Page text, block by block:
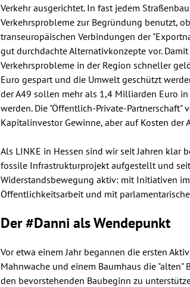
Verkehr ausgerichtet. In fast jedem
Verkehrsprobleme zur Begründung benutzt,
transeuropäischen Verbindungen der
gut durchdachte Alternativkonzepte vor.
Verkehrsprobleme in der Region schneller
Euro gespart und die Umwelt geschützt
der A49 sollen mehr als 1,4 Milliarden Euro
werden. Die "Öffentlich-Private-Partnerschaft"
Kapitalinvestor Gewinne, aber auf Kosten der
Als LINKE in Hessen sind wir seit Jahren klar
fossile Infrastrukturprojekt aufgestellt und
Widerstandsbewegung aktiv: mit Initiativen
Öffentlichkeitsarbeit und mit
Der #Danni als Wendepunkt
Vor etwa einem Jahr begannen die ersten
Mahnwache und einem Baumhaus die "alten"
den bevorstehenden Baubeginn zu